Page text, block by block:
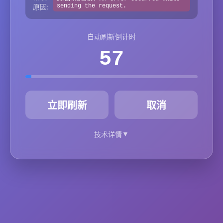
原因:
sending the request.
自动刷新倒计时
57
立即刷新 取消
技术详情▼